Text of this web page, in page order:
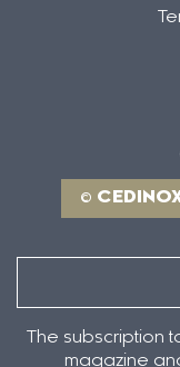
©
The subscription
magazine